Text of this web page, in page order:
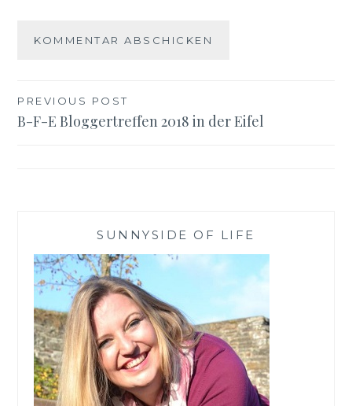
Beitragsnavigation
PREVIOUS POST
B-F-E Bloggertreffen 2018 in der Eifel
SUNNYSIDE OF LIFE